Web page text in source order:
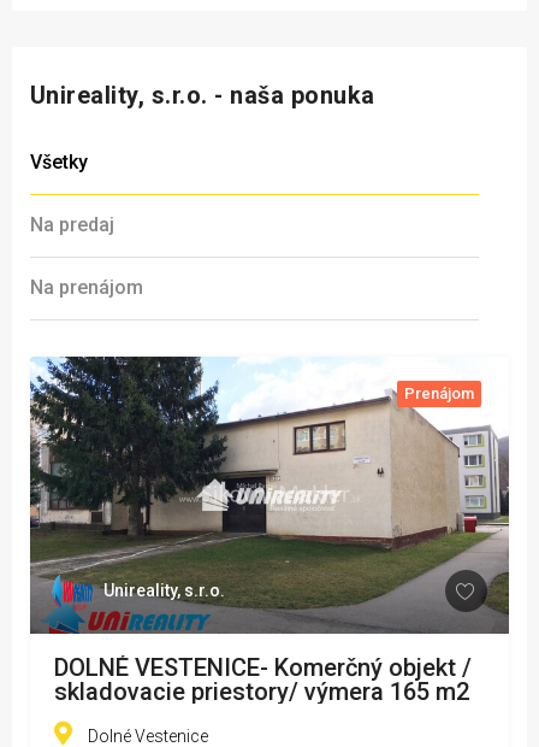
Unireality, s.r.o. - naša ponuka
Všetky
Na predaj
Na prenájom
Prenájom
Unireality, s.r.o.
DOLNÉ VESTENICE- Komerčný objekt /
skladovacie priestory/ výmera 165 m2
Dolné Vestenice